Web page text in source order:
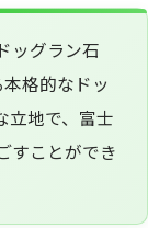
ッグラン石
格的なドッ
立地で、富士
すことができ